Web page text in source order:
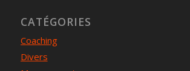
CATÉGORIES
Coaching
Divers